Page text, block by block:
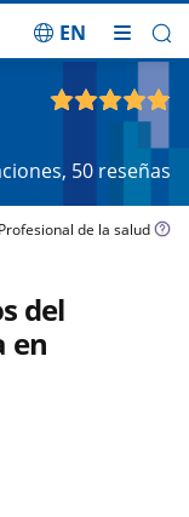
EN
50 reseñas
de la salud
del
en